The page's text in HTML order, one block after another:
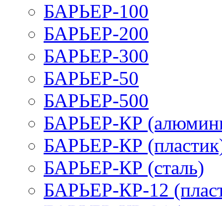
БАРЬЕР-100
БАРЬЕР-200
БАРЬЕР-300
БАРЬЕР-50
БАРЬЕР-500
БАРЬЕР-КР
БАРЬЕР-КР
БАРЬЕР-КР (сталь)
БАРЬЕР-КР-12